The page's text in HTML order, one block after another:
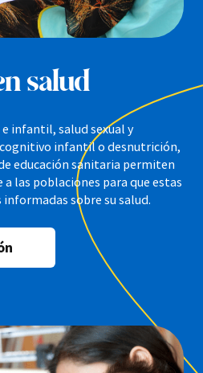
salud
infantil, salud sexual y
infantil o desnutrición,
educación sanitaria permiten
las poblaciones para que estas
sobre su salud.